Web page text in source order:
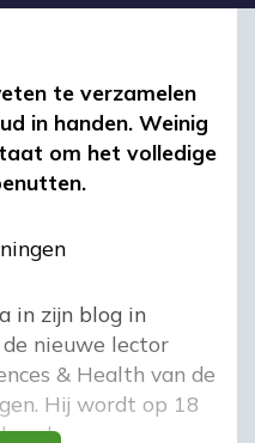
te verzamelen
in handen. Weinig
om het volledige
in zijn blog in
nieuwe lector
& Health van de
Hij wordt op 18